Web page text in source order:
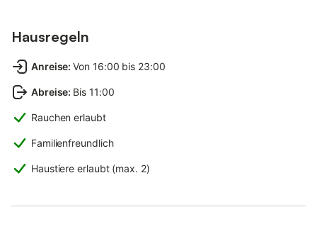
Hausregeln
Anreise: Von 16:00 bis 23:00
Abreise: Bis 11:00
Rauchen erlaubt
Familienfreundlich
Haustiere erlaubt (max. 2)